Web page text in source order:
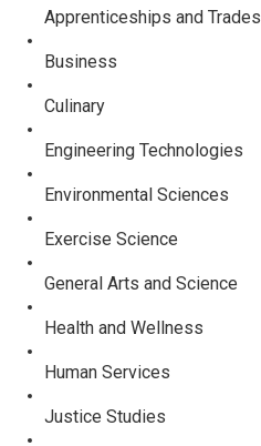
Apprenticeships and Trades
Business
Culinary
Engineering Technologies
Environmental Sciences
Exercise Science
General Arts and Science
Health and Wellness
Human Services
Justice Studies